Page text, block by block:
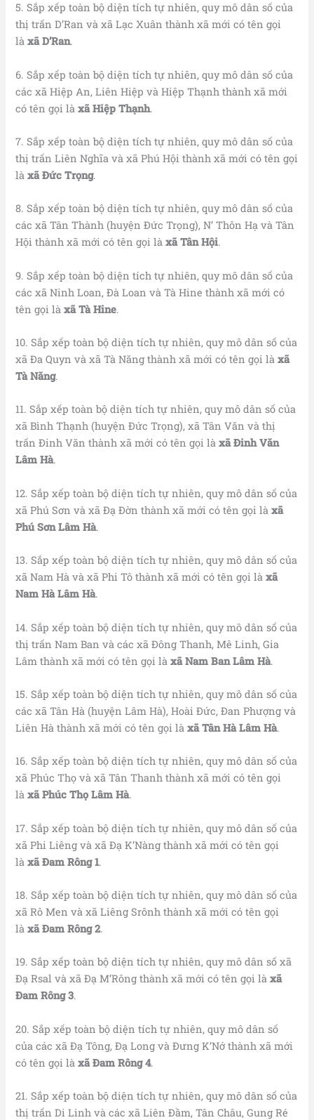
5. Sắp xếp toàn bộ diện tích tự nhiên, quy mô dân số của
thị trấn D’Ran và xã Lạc Xuân thành xã mới có tên gọi
làxã D’Ran.
6. Sắp xếp toàn bộ diện tích tự nhiên, quy mô dân số của
các xã Hiệp An, Liên Hiệp và Hiệp Thạnh thành xã mới
có tên gọi làxã Hiệp Thạnh.
7. Sắp xếp toàn bộ diện tích tự nhiên, quy mô dân số của
thị trấn Liên Nghĩa và xã Phú Hội thành xã mới có tên gọi
làxã Đức Trọng.
8. Sắp xếp toàn bộ diện tích tự nhiên, quy mô dân số của
các xã Tân Thành (huyện Đức Trọng), N’ Thôn Hạ và Tân
Hội thành xã mới có tên gọi làxã Tân Hội.
9. Sắp xếp toàn bộ diện tích tự nhiên, quy mô dân số của
các xã Ninh Loan, Đà Loan và Tà Hine thành xã mới có
tên gọi làxã Tà Hine.
10. Sắp xếp toàn bộ diện tích tự nhiên, quy mô dân số của
xã Đa Quyn và xã Tà Năng thành xã mới có tên gọi làxã
Tà Năng.
11. Sắp xếp toàn bộ diện tích tự nhiên, quy mô dân số của
xã Bình Thạnh (huyện Đức Trọng), xã Tân Văn và thị
trấn Đinh Văn thành xã mới có tên gọi làxã Đinh Văn
Lâm Hà.
12. Sắp xếp toàn bộ diện tích tự nhiên, quy mô dân số của
xã Phú Sơn và xã Đạ Đờn thành xã mới có tên gọi làxã
Phú Sơn Lâm Hà.
13. Sắp xếp toàn bộ diện tích tự nhiên, quy mô dân số của
xã Nam Hà và xã Phi Tô thành xã mới có tên gọi làxã
Nam Hà Lâm Hà.
14. Sắp xếp toàn bộ diện tích tự nhiên, quy mô dân số của
thị trấn Nam Ban và các xã Đông Thanh, Mê Linh, Gia
Lâm thành xã mới có tên gọi làxã Nam Ban Lâm Hà.
15. Sắp xếp toàn bộ diện tích tự nhiên, quy mô dân số của
các xã Tân Hà (huyện Lâm Hà), Hoài Đức, Đan Phượng và
Liên Hà thành xã mới có tên gọi làxã Tân Hà Lâm Hà.
16. Sắp xếp toàn bộ diện tích tự nhiên, quy mô dân số của
xã Phúc Thọ và xã Tân Thanh thành xã mới có tên gọi
làxã Phúc Thọ Lâm Hà.
17. Sắp xếp toàn bộ diện tích tự nhiên, quy mô dân số của
xã Phi Liêng và xã Đạ K’Nàng thành xã mới có tên gọi
làxã Đam Rông 1.
18. Sắp xếp toàn bộ diện tích tự nhiên, quy mô dân số của
xã Rô Men và xã Liêng Srônh thành xã mới có tên gọi
làxã Đam Rông 2.
19. Sắp xếp toàn bộ diện tích tự nhiên, quy mô dân số xã
Đạ Rsal và xã Đạ M’Rông thành xã mới có tên gọi làxã
Đam Rông 3.
20. Sắp xếp toàn bộ diện tích tự nhiên, quy mô dân số
của các xã Đạ Tông, Đạ Long và Đưng K’Nớ thành xã mới
có tên gọi làxã Đam Rông 4.
21. Sắp xếp toàn bộ diện tích tự nhiên, quy mô dân số của
thị trấn Di Linh và các xã Liên Đầm, Tân Châu, Gung Ré